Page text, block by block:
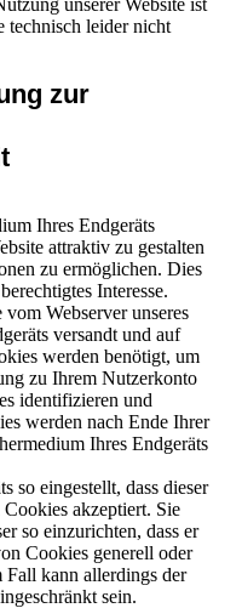
unserer Website ist
technisch leider nicht
zur
Ihres Endgeräts
attraktiv zu gestalten
zu ermöglichen. Dies
Interesse.
Webserver unseres
versandt und auf
werden benötigt, um
zu Ihrem Nutzerkonto
identifizieren und
werden nach Ende Ihrer
Ihres Endgeräts
so eingestellt, dass dieser
akzeptiert. Sie
so einzurichten, dass er
Cookies generell oder
kann allerdings der
sein.